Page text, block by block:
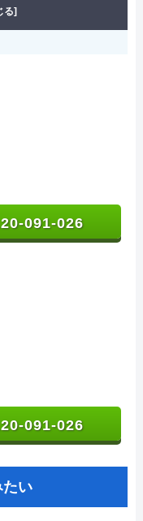
る]
091-026
091-026
たい